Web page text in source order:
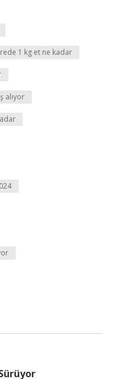
1 kg et ne kadar
alıyor